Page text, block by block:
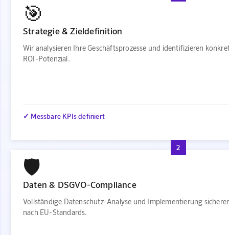
🎯
Strategie & Zieldefinition
Wir analysieren Ihre Geschäftsprozesse und identifizieren
ROI-Potenzial.
✓ Messbare KPIs definiert
2
🛡️
Daten & DSGVO-Compliance
Vollständige Datenschutz-Analyse und Implementierung
nach EU-Standards.